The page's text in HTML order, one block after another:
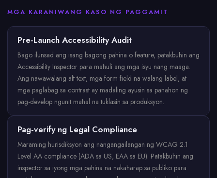
MGA KARANIWANG KASO NG PAGGAMIT
Pre-Launch Accessibility Audit
Bago ilunsad ang isang bagong pahina o feature, patakbuhin ang
Accessibility Inspector para mahuli ang mga isyu nang maaga.
Ang nawawalang alt text, mga form field na walang label, at
mga paglabag sa contrast ay madaling ayusin sa panahon ng
pag-develop ngunit mahal na tuklasin sa produksyon.
Pag-verify ng Legal Compliance
Maraming hurisdiksyon ang nangangailangan ng WCAG 2.1
Level AA compliance (ADA sa US, EAA sa EU). Patakbuhin ang
inspector sa iyong mga pahina na nakaharap sa publiko para